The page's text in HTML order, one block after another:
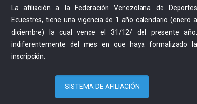
La afiliación a la Federación Venezolana de Deportes
Ecuestres, tiene una vigencia de 1 año calendario (enero a
diciembre) la cual vence el 31/12/ del presente año,
indiferentemente del mes en que haya formalizado la
inscripción.
SISTEMA DE AFILIACIÓN